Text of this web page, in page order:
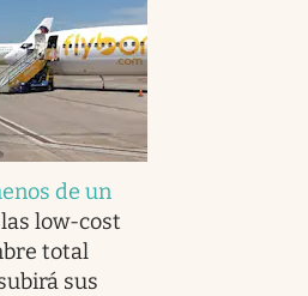
de un
low-cost
total
sus